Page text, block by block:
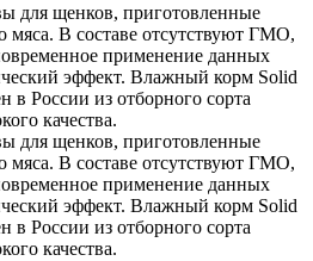
для щенков, приготовленные
мяса. В составе отсутствуют ГМО,
применение данных
эффект. Влажный корм Solid
в России из отборного сорта
качества.
для щенков, приготовленные
мяса. В составе отсутствуют ГМО,
применение данных
эффект. Влажный корм Solid
в России из отборного сорта
качества.